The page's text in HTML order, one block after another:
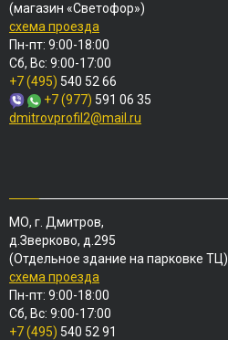
(магазин «Светофор»)
схема проезда
Пн-пт: 9:00-18:00
Сб, Вс: 9:00-17:00
+7 (495) 540 52 66
+7 (977) 591 06 35
dmitrovprofil2@mail.ru
МО, г. Дмитров,
д.Зверково, д.295
(Отдельное здание на парковке ТЦ)
схема проезда
Пн-пт: 9:00-18:00
Сб, Вс: 9:00-17:00
+7 (495) 540 52 91